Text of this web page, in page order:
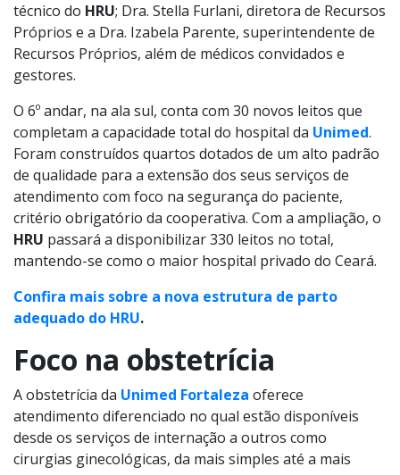
técnico do HRU; Dra. Stella Furlani, diretora de Recursos
Próprios e a Dra. Izabela Parente, superintendente de
Recursos Próprios, além de médicos convidados e
gestores.
O 6º andar, na ala sul, conta com 30 novos leitos que
completam a capacidade total do hospital da Unimed.
Foram construídos quartos dotados de um alto padrão
de qualidade para a extensão dos seus serviços de
atendimento com foco na segurança do paciente,
critério obrigatório da cooperativa. Com a ampliação, o
HRU passará a disponibilizar 330 leitos no total,
mantendo-se como o maior hospital privado do Ceará.
Confira mais sobre a nova estrutura de parto
adequado do HRU.
Foco na obstetrícia
A obstetrícia da Unimed Fortaleza oferece
atendimento diferenciado no qual estão disponíveis
desde os serviços de internação a outros como
cirurgias ginecológicas, da mais simples até a mais